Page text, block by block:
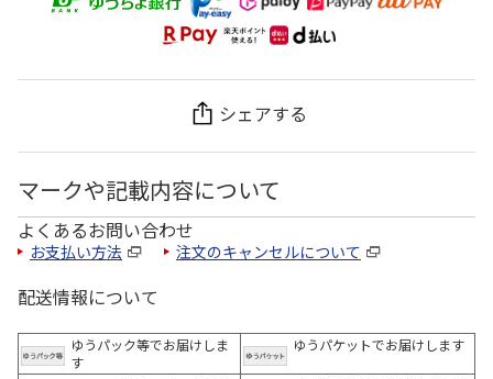
シェアする
マークや記載内容について
よくあるお問い合わせ
お支払い方法 注文のキャンセルについて
配送情報について
ゆうパック等でお届けしま
す
ゆうパケットでお届けします